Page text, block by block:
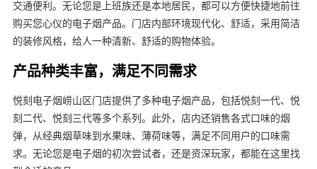
交通便利。无论您是上班族还是本地居民，都可以方便快捷地前往
购买您心仪的电子烟产品。门店内部环境现代化、舒适，采用简洁
的装修风格，给人一种清新、舒适的购物体验。
产品种类丰富，满足不同需求
悦刻电子烟崂山区门店提供了多种电子烟产品，包括悦刻一代、悦
刻二代、悦刻三代等多个系列。此外，店内还销售各式口味的烟
弹，从经典烟草味到水果味、薄荷味等，满足不同用户的口味需
求。无论您是电子烟的初次尝试者，还是资深玩家，都能在这里找